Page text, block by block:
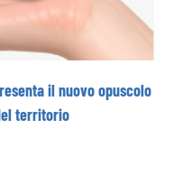
il nuovo opuscolo
territorio